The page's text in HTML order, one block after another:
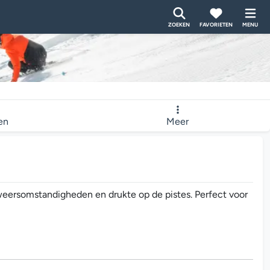
ZOEKEN FAVORIETEN MENU
Meer
en drukte op de pistes. Perfect voor